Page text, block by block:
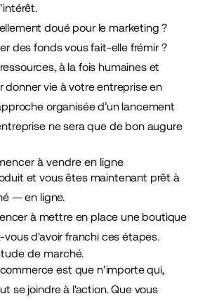
doué pour le marketing ?
des fonds vous fait-elle frémir ?
à la fois humaines et
donner vie à votre entreprise en
organisée d’un lancement
ne sera que de bon augure
à vendre en ligne
et vous êtes maintenant prêt à
— en ligne.
à mettre en place une boutique
vous d'avoir franchi ces étapes.
de marché.
est que n'importe qui,
se joindre à l'action. Que vous